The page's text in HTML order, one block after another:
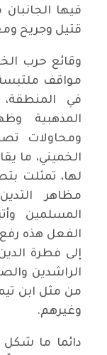
فيها
قتيل وجريح
وقائع حرب
مواقف
في
المذهبية
ومحاولات
الخميني، ما
لها، تمثلت
مظاهر
المسلمين
الفعل هذه
إلى فطرة
الراشدين
من مثل ابن
وغيرهم.
دائما ما شكل